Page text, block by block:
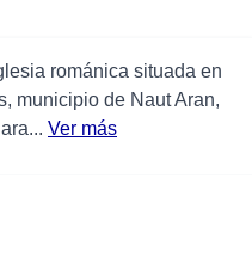
románica situada en
municipio de Naut Aran,
Ver más